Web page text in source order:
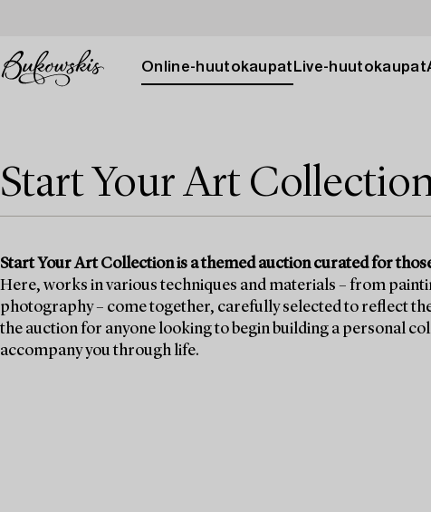
Online-huutokaupat Live-huutokaupat
Start Your Art
Start Your Art Collection is a themed auction curated for
Here, works in various techniques and materials – from
photography – come together, carefully selected to reflect
the auction for anyone looking to begin building a personal
accompany you through life.